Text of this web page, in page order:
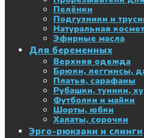
Пелёнки
Подгузники и
Натуральная
Эфирные масла
Для беременных
Верхняя одежда
Брюки, леггинсы,
Платья, сарафаны
Рубашки, туники,
Футболки и майки
Шорты, юбки
Халаты, сорочки
Эрго-рюкзаки и слинги